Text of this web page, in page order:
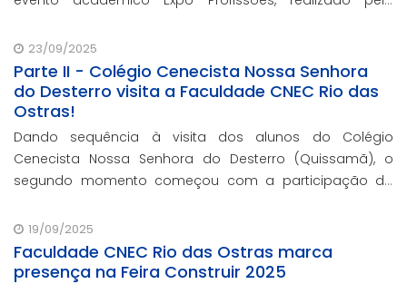
23/09/2025
Parte II - Colégio Cenecista Nossa Senhora
do Desterro visita a Faculdade CNEC Rio das
Ostras!
Dando sequência à visita dos alunos do Colégio
Cenecista Nossa Senhora do Desterro (Quissamã), o
segundo momento começou com a participação do
instituição.
19/09/2025
Faculdade CNEC Rio das Ostras marca
presença na Feira Construir 2025